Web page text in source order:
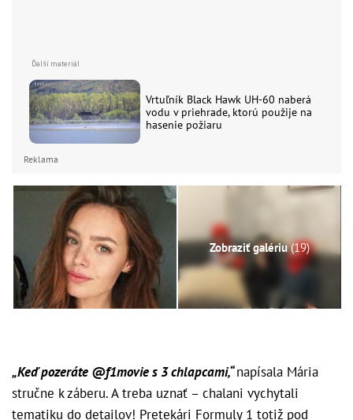
Vrtuľník Black Hawk UH-60 naberá
vodu v priehrade, ktorú použije na
hasenie požiaru
Reklama
Zobraziť galériu(19)
„Keď pozeráte @f1movie s 3 chlapcami,“napísala Mária
stručne k záberu. A treba uznať – chalani vychytali
tematiku do detailov! Pretekári Formuly 1 totiž pod